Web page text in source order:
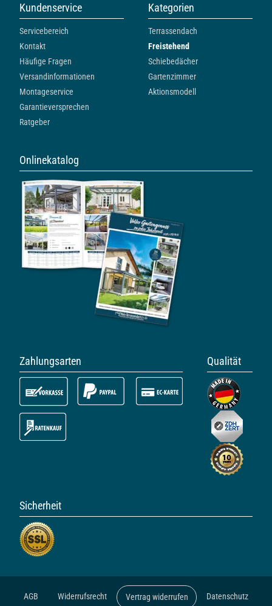
Kundenservice
Servicebereich
Kontakt
Häufige Fragen
Versandinformationen
Montageservice
Garantieversprechen
Ratgeber
Kategorien
Terrassendach
Freistehend
Schiebedächer
Gartenzimmer
Aktionsmodell
Onlinekatalog
Zahlungsarten Qualität
Sicherheit
AGB Widerrufsrecht Vertrag widerrufen Datenschutz